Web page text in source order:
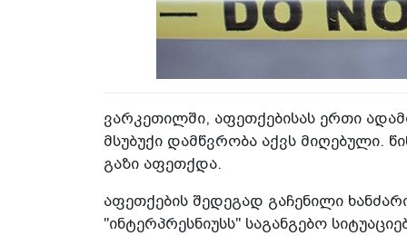
ვარკეთილში, აფეთქებისას ერთი
მსუბუქი დამწვრობა აქვს მიღებული.
გაზი აფეთქდა.
აფეთქების შედეგად გაჩენილი
"ინტერპრესნიუსს" საგანგებო